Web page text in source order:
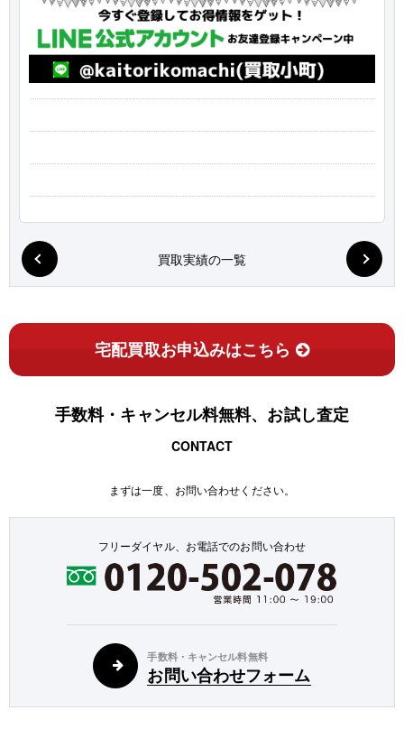
買取実績の一覧
宅配買取お申込みはこちら
手数料・キャンセル料無料、お試し査定
CONTACT
まずは一度、お問い合わせください。
フリーダイヤル、お電話でのお問い合わせ
手数料・キャンセル料無料
お問い合わせフォーム